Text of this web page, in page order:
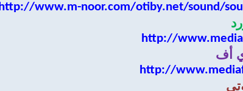
http://www.m-noor.com/otiby.net/sound/
http://
أف
http://